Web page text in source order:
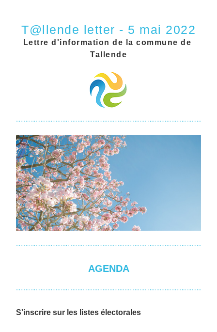
T@llende letter - 5 mai 2022
Lettre d'information de la commune de
Tallende
AGENDA
S'inscrire sur les listes électorales